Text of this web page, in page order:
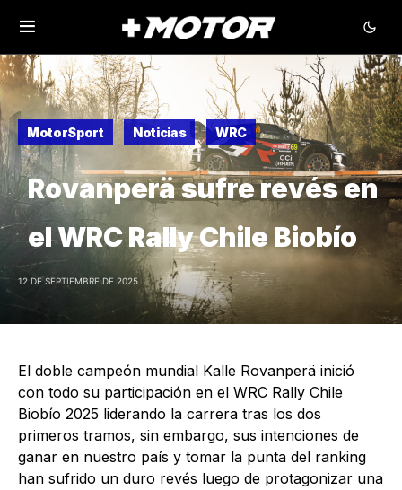
MotorSport Noticias WRC
Rovanperä sufre revés en
el WRC Rally Chile Biobío
12 DE SEPTIEMBRE DE 2025
El doble campeón mundial Kalle Rovanperä inició
con todo su participación en el WRC Rally Chile
Biobío 2025 liderando la carrera tras los dos
primeros tramos, sin embargo, sus intenciones de
ganar en nuestro país y tomar la punta del ranking
han sufrido un duro revés luego de protagonizar una